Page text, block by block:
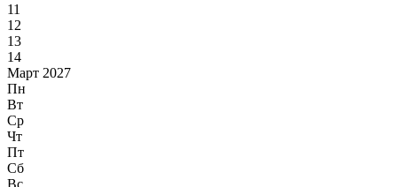
11
12
13
14
Март 2027
Пн
Вт
Ср
Чт
Пт
Сб